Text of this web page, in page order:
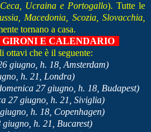
Ucraina e Portogallo). Tutte le
Macedonia, Scozia, Slovacchia,
tornano a casa.
GIRONI E CALENDARIO
ottavi che è il seguente:
giugno, h. 18, Amsterdam)
h. 21, Londra)
27 giugno, h. 18, Budapest)
27 giugno, h. 21, Siviglia)
h. 18, Copenhagen)
giugno, h. 21, Bucarest)